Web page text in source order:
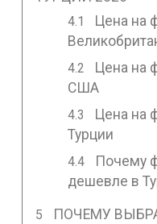
Цена на
Цена на
США
Цена на
Турции
Почему
дешевле в
ПОЧЕМУ